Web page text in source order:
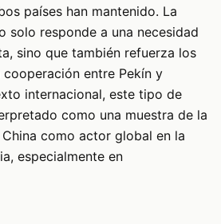
países han mantenido. La
solo responde a una necesidad
sino que también refuerza los
entre Pekín y
internacional, este tipo de
como una muestra de la
como actor global en la
especialmente en